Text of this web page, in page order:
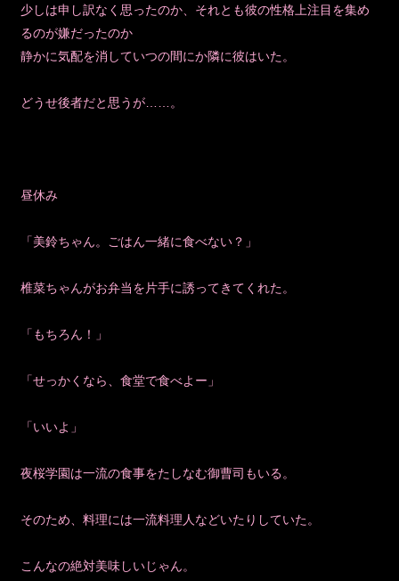
少しは申し訳なく思ったのか、それとも彼の性格上注目を集め
るのが嫌だったのか
静かに気配を消していつの間にか隣に彼はいた。
どうせ後者だと思うが……。
昼休み
「美鈴ちゃん。ごはん一緒に食べない？」
椎菜ちゃんがお弁当を片手に誘ってきてくれた。
「もちろん！」
「せっかくなら、食堂で食べよー」
「いいよ」
夜桜学園は一流の食事をたしなむ御曹司もいる。
そのため、料理には一流料理人などいたりしていた。
こんなの絶対美味しいじゃん。